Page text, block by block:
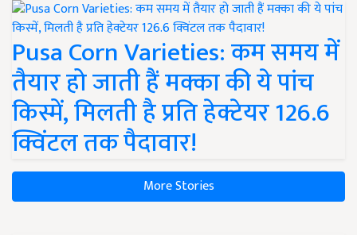
Pusa Corn Varieties: कम समय में
तैयार हो जाती हैं मक्का की ये पांच
किस्में, मिलती है प्रति हेक्टेयर 126.6
क्विंटल तक पैदावार!
More Stories